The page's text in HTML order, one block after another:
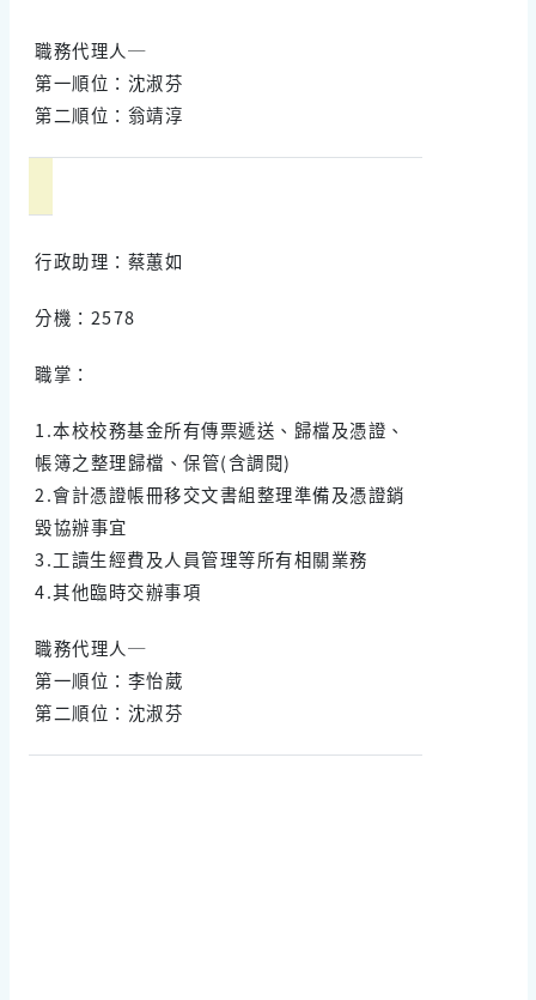
職務代理人─
第一順位：沈淑芬
第二順位：翁靖淳
行政助理：蔡蕙如
分機：2578
職掌：
1.本校校務基金所有傳票遞送、歸檔及憑證、
帳簿之整理歸檔、保管(含調閱)
2.會計憑證帳冊移交文書組整理準備及憑證銷
毀協辦事宜
3.工讀生經費及人員管理等所有相關業務
4.其他臨時交辦事項
職務代理人─
第一順位：李怡葳
第二順位：沈淑芬